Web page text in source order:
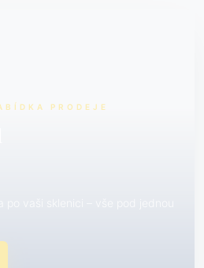
PRODEJE